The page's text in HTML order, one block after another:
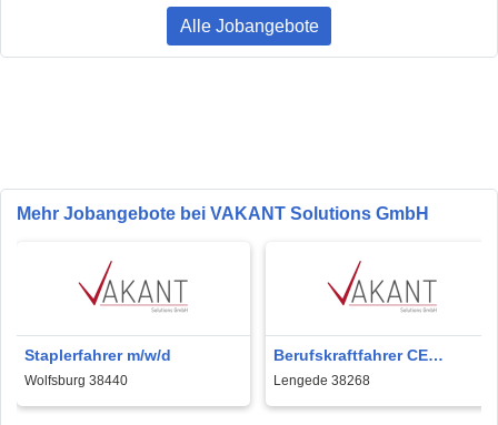
Alle Jobangebote
Mehr Jobangebote bei VAKANT Solutions GmbH
Staplerfahrer m/w/d
Wolfsburg 38440
Berufskraftfahrer CE
(m/w/d) für
Lebensmittelauslieferung in
Lengede 38268